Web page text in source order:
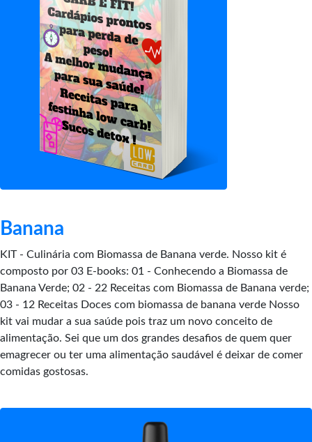
Banana
KIT - Culinária com Biomassa de Banana verde. Nosso kit é
composto por 03 E-books: 01 - Conhecendo a Biomassa de
Banana Verde; 02 - 22 Receitas com Biomassa de Banana verde;
03 - 12 Receitas Doces com biomassa de banana verde Nosso
kit vai mudar a sua saúde pois traz um novo conceito de
alimentação. Sei que um dos grandes desafios de quem quer
emagrecer ou ter uma alimentação saudável é deixar de comer
comidas gostosas.